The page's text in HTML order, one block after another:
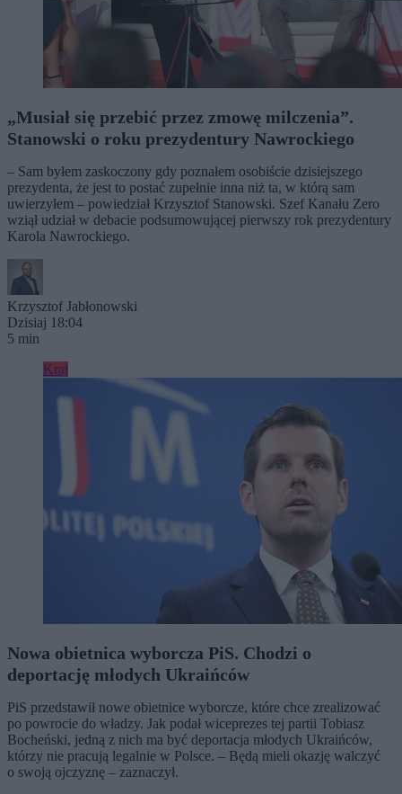
„Musiał się przebić przez zmowę milczenia”.
Stanowski o roku prezydentury Nawrockiego
– Sam byłem zaskoczony gdy poznałem osobiście dzisiejszego
prezydenta, że jest to postać zupełnie inna niż ta, w którą sam
uwierzyłem – powiedział Krzysztof Stanowski. Szef Kanału Zero
wziął udział w debacie podsumowującej pierwszy rok prezydentury
Karola Nawrockiego.
Krzysztof Jabłonowski
Dzisiaj 18:04
5 min
Kraj
Nowa obietnica wyborcza PiS. Chodzi o
deportację młodych Ukraińców
PiS przedstawił nowe obietnice wyborcze, które chce zrealizować
po powrocie do władzy. Jak podał wiceprezes tej partii Tobiasz
Bocheński, jedną z nich ma być deportacja młodych Ukraińców,
którzy nie pracują legalnie w Polsce. – Będą mieli okazję walczyć
o swoją ojczyznę – zaznaczył.